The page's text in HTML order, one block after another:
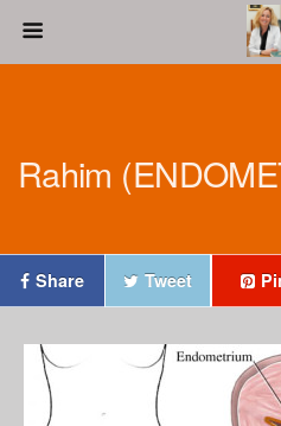
Rahim
Share Tweet